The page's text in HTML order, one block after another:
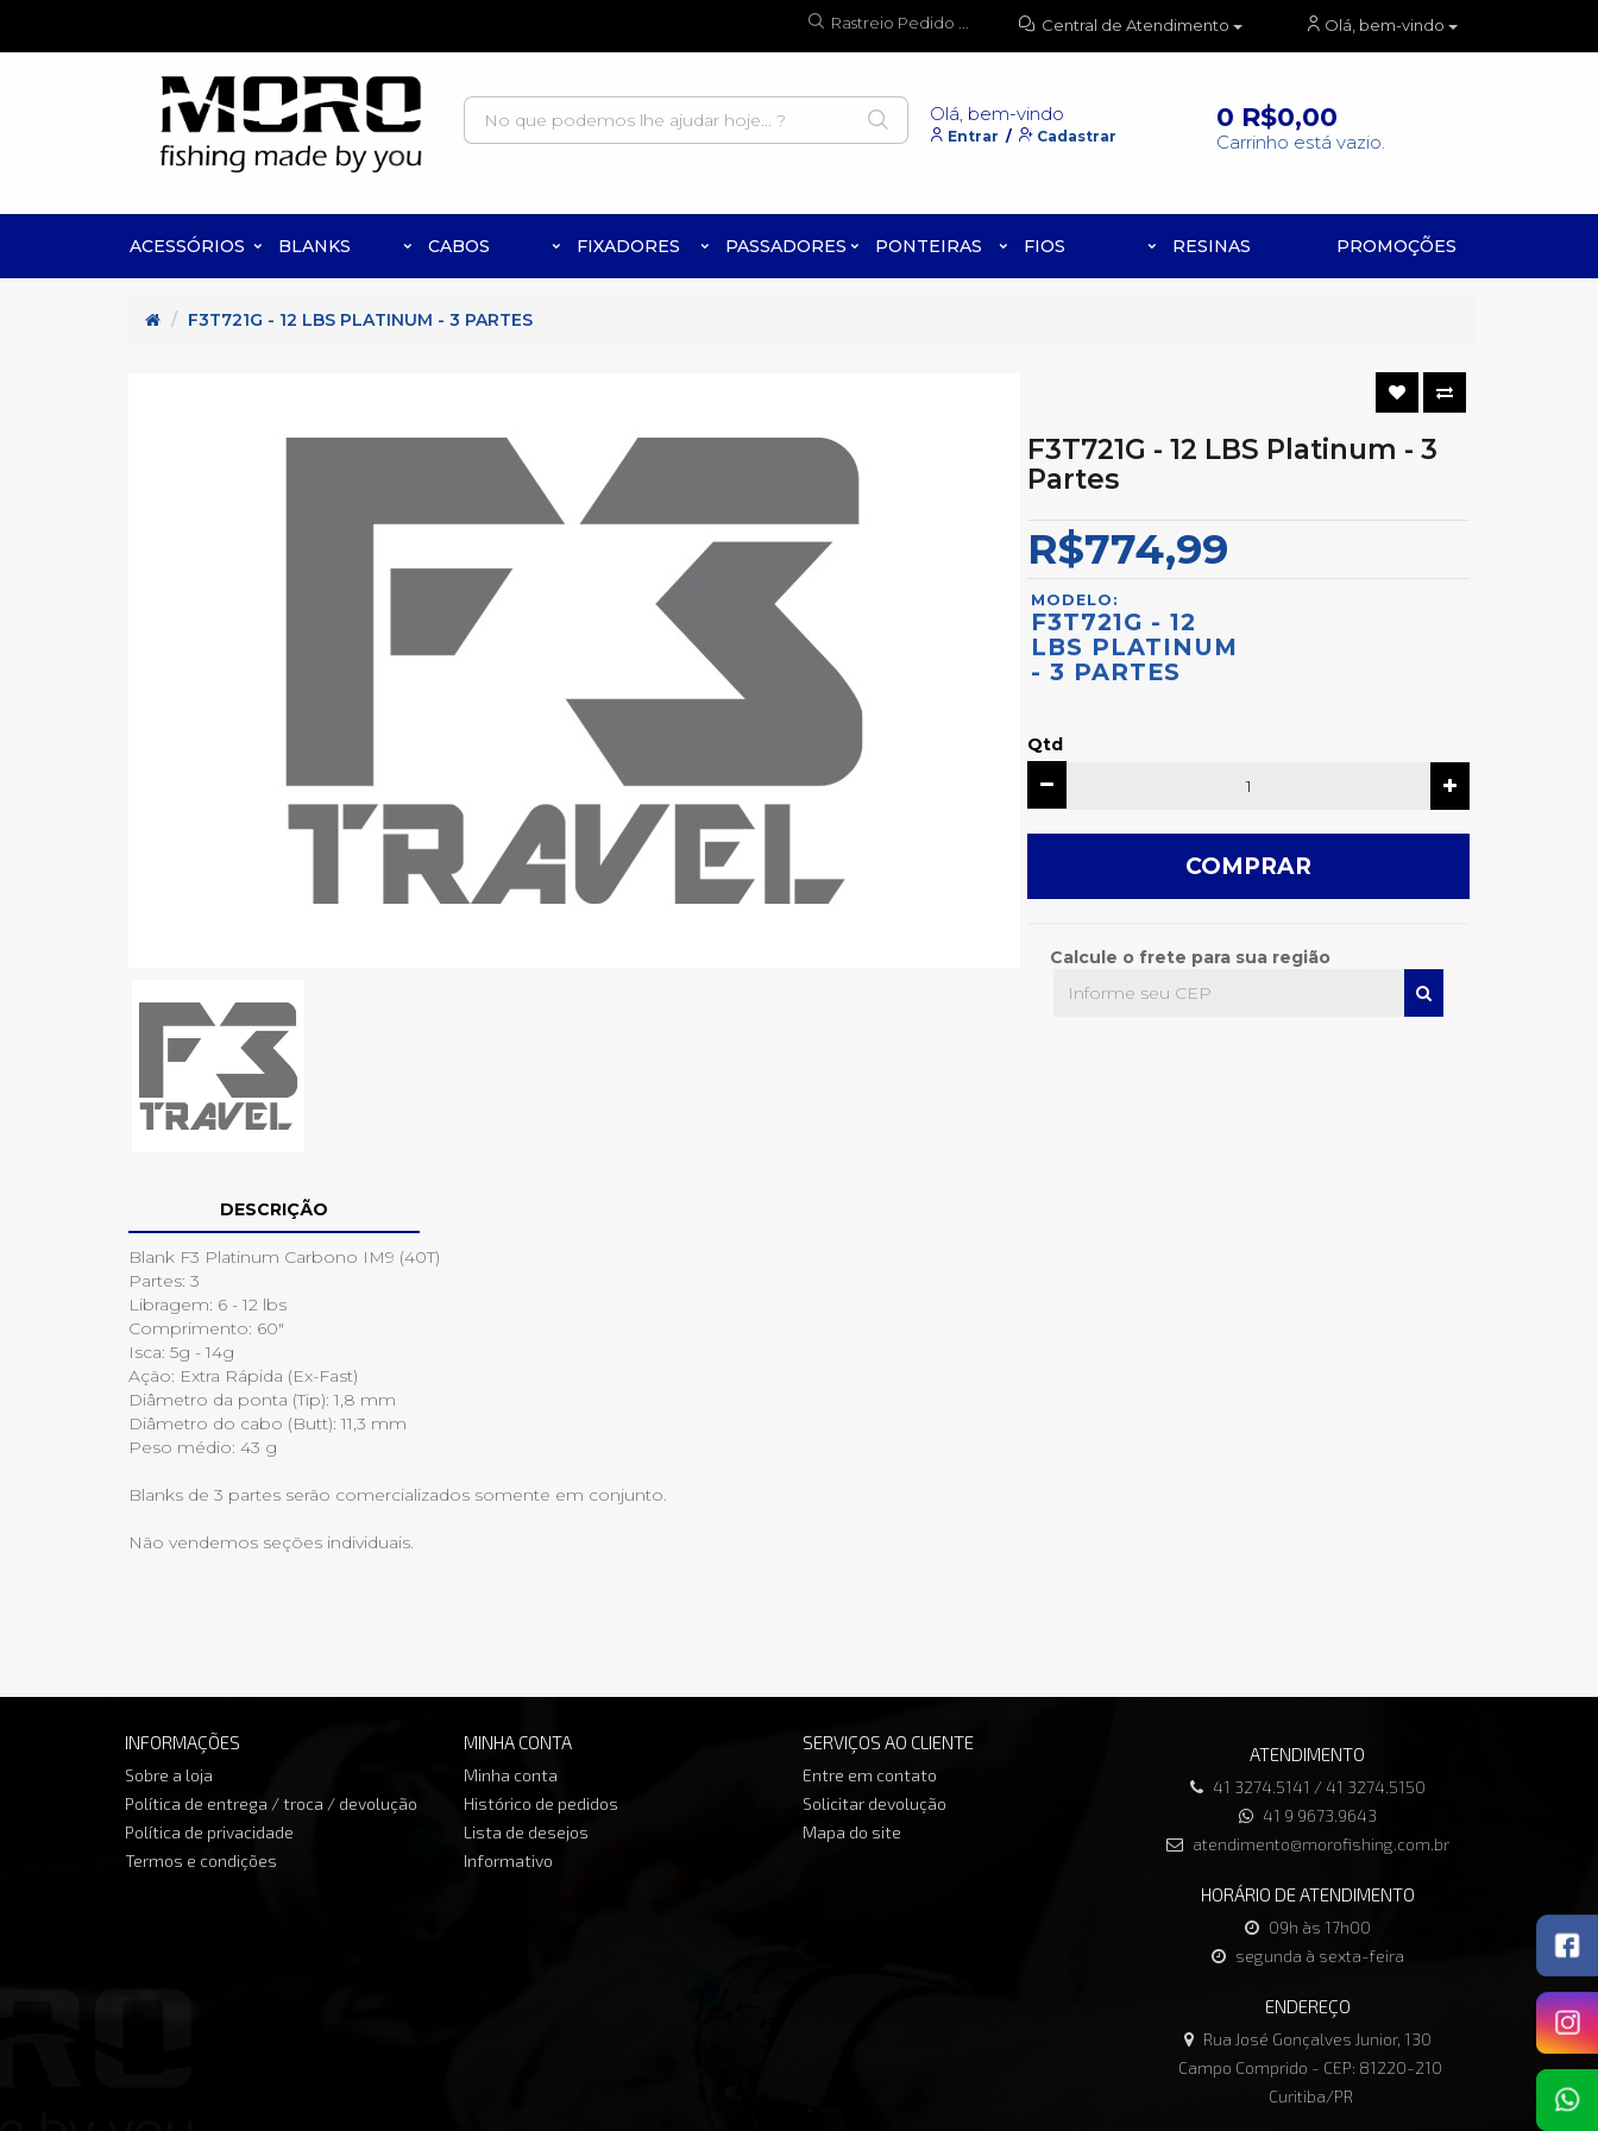
Rastreio Pedido ... Central de Atendimento Olá, bem-vindo
Olá, bem-vindo
Entrar / Cadastrar
0 R$0,00
Carrinho está vazio.
ACESSÓRIOS BLANKS CABOS FIXADORES PASSADORES PONTEIRAS FIOS RESINAS PROMOÇÕES
F3T721G - 12 LBS PLATINUM - 3 PARTES
DESCRIÇÃO
Blank F3 Platinum Carbono IM9 (40T)
Partes: 3
Libragem: 6 - 12 lbs
Comprimento: 60"
Isca: 5g - 14g
Ação: Extra Rápida (Ex-Fast)
Diâmetro da ponta (Tip): 1,8 mm
Diâmetro do cabo (Butt): 11,3 mm
Peso médio: 43 g
Blanks de 3 partes serão comercializados somente em conjunto.
Não vendemos seções individuais.
F3T721G - 12 LBS Platinum - 3
Partes
R$774,99
MODELO:
F3T721G - 12
LBS PLATINUM
- 3 PARTES
Qtd
COMPRAR
Calcule o frete para sua região
INFORMAÇÕES
Sobre a loja
Política de entrega / troca / devolução
Política de privacidade
Termos e condições
MINHA CONTA
Minha conta
Histórico de pedidos
Lista de desejos
Informativo
SERVIÇOS AO CLIENTE
Entre em contato
Solicitar devolução
Mapa do site
ATENDIMENTO
41 3274.5141 / 41 3274.5150
41 9 9673.9643
atendimento@morofishing.com.br
HORÁRIO DE ATENDIMENTO
09h às 17h00
segunda à sexta-feira
ENDEREÇO
Rua José Gonçalves Junior, 130
Campo Comprido - CEP: 81220-210
Curitiba/PR